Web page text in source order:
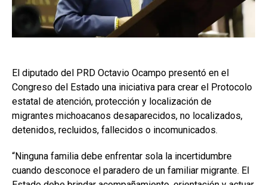
El diputado del PRD Octavio Ocampo presentó en el
Congreso del Estado una iniciativa para crear el Protocolo
estatal de atención, protección y localización de
migrantes michoacanos desaparecidos, no localizados,
detenidos, recluidos, fallecidos o incomunicados.
“Ninguna familia debe enfrentar sola la incertidumbre
cuando desconoce el paradero de un familiar migrante. El